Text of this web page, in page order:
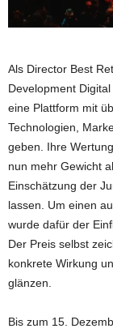
Als Director Best
Development
eine Plattform mit
Technologien,
geben. Ihre
nun mehr Gewicht
Einschätzung der
lassen. Um einen
wurde dafür der
Der Preis selbst
konkrete Wirkung
glänzen.
Bis zum 15.